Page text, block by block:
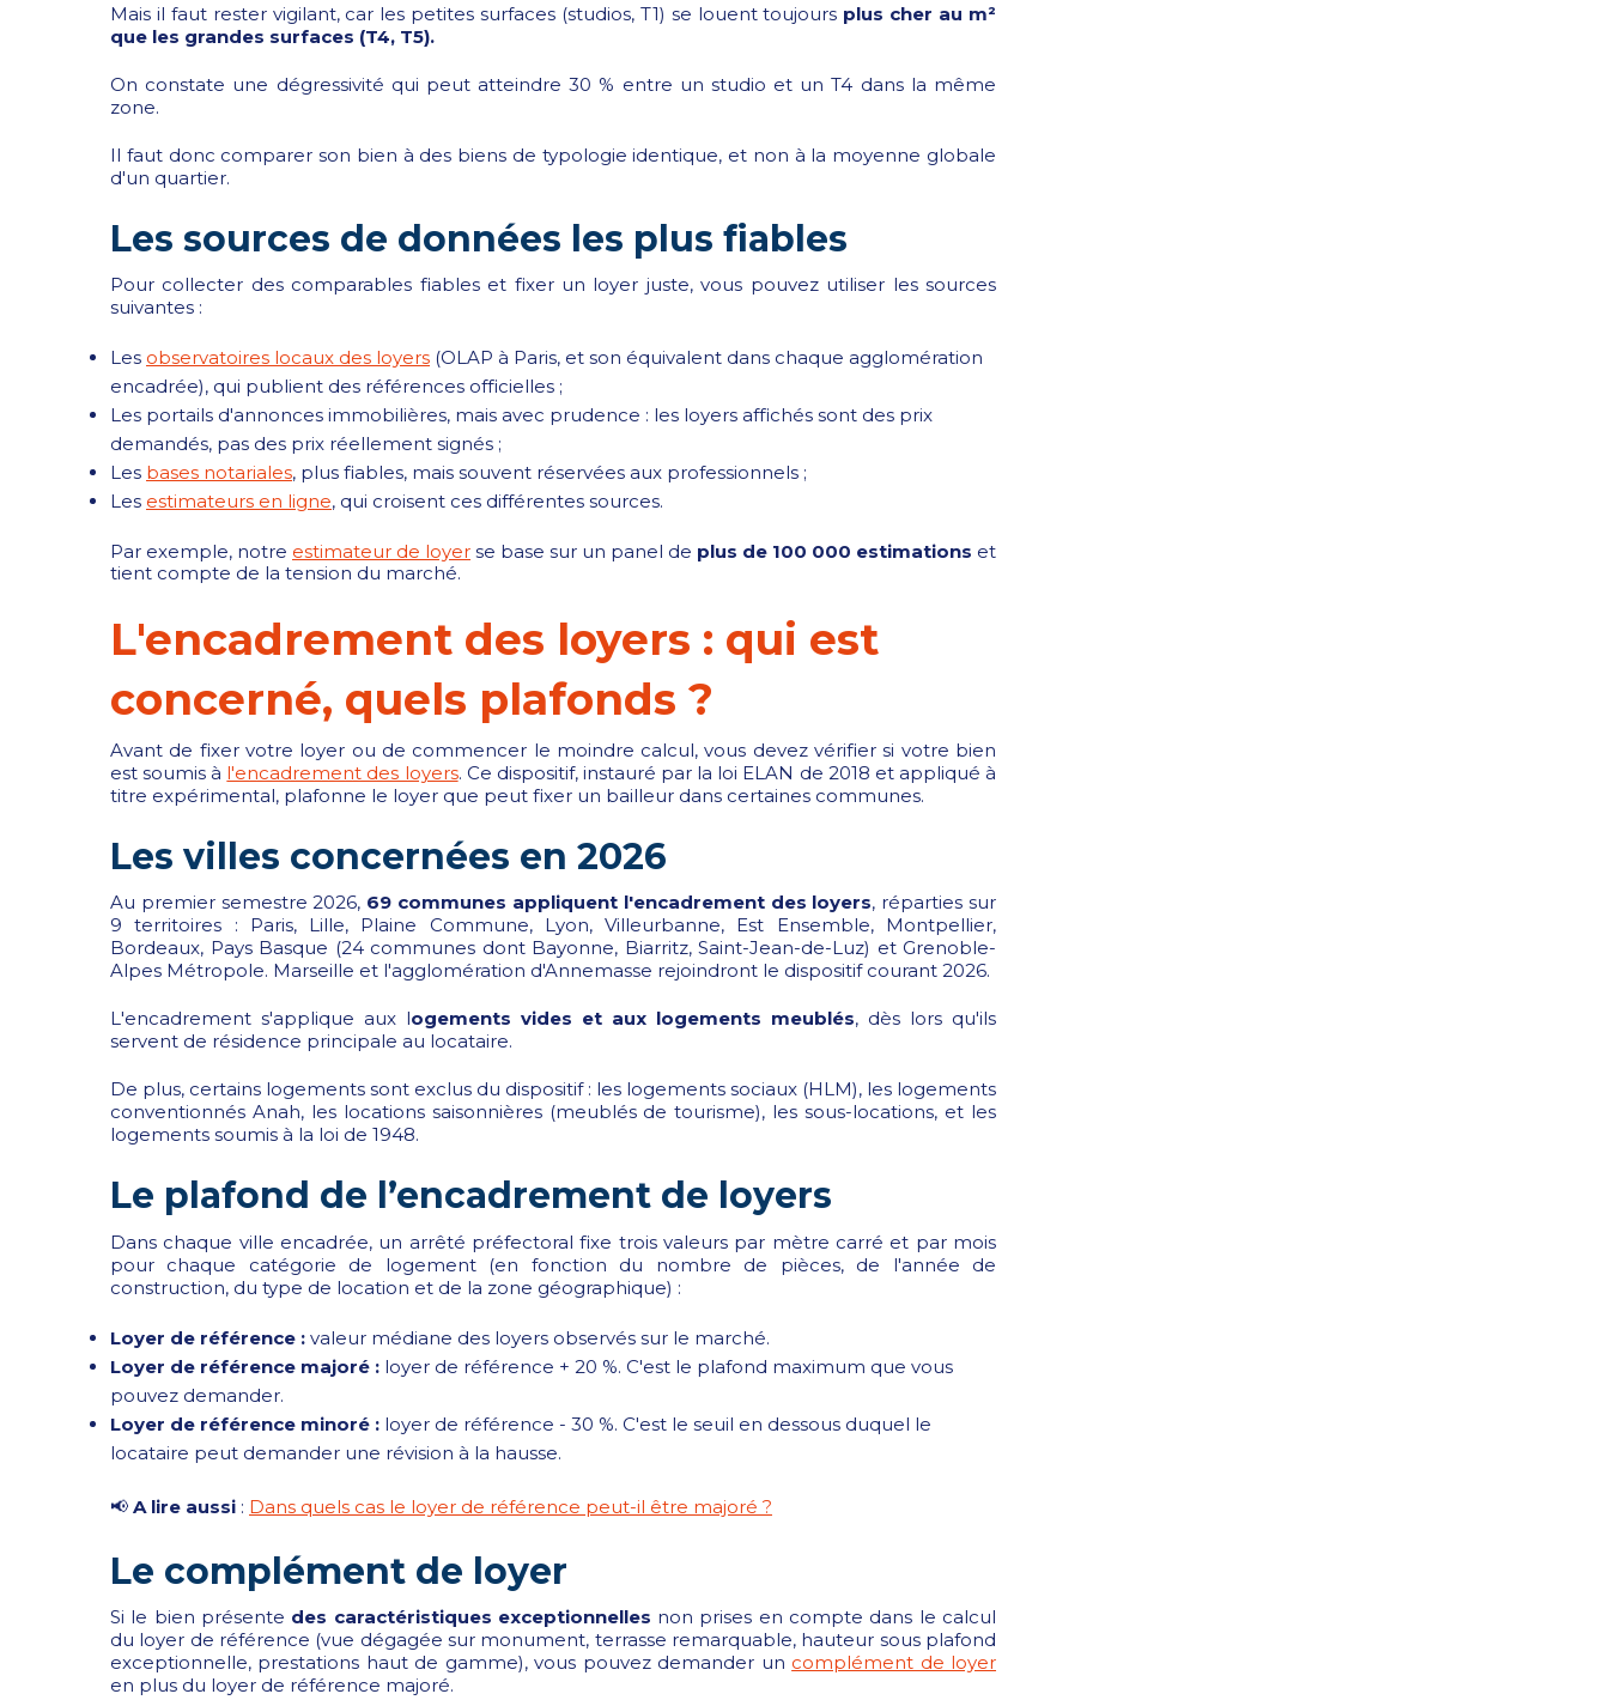
Mais il faut rester vigilant, car les petites surfaces (studios, T1) se louent toujours plus cher au m²
que les grandes surfaces (T4, T5).
On constate une dégressivité qui peut atteindre 30 % entre un studio et un T4 dans la même
zone.
Il faut donc comparer son bien à des biens de typologie identique, et non à la moyenne globale
d'un quartier.
Les sources de données les plus fiables
Pour collecter des comparables fiables et fixer un loyer juste, vous pouvez utiliser les sources
suivantes :
Les observatoires locaux des loyers (OLAP à Paris, et son équivalent dans chaque agglomération
encadrée), qui publient des références officielles ;
Les portails d'annonces immobilières, mais avec prudence : les loyers affichés sont des prix
demandés, pas des prix réellement signés ;
Les bases notariales, plus fiables, mais souvent réservées aux professionnels ;
Les estimateurs en ligne, qui croisent ces différentes sources.
Par exemple, notre estimateur de loyer se base sur un panel de plus de 100 000 estimations et
tient compte de la tension du marché.
L'encadrement des loyers : qui est
concerné, quels plafonds ?
Avant de fixer votre loyer ou de commencer le moindre calcul, vous devez vérifier si votre bien
est soumis à l'encadrement des loyers. Ce dispositif, instauré par la loi ELAN de 2018 et appliqué à
titre expérimental, plafonne le loyer que peut fixer un bailleur dans certaines communes.
Les villes concernées en 2026
Au premier semestre 2026, 69 communes appliquent l'encadrement des loyers, réparties sur
9 territoires : Paris, Lille, Plaine Commune, Lyon, Villeurbanne, Est Ensemble, Montpellier,
Bordeaux, Pays Basque (24 communes dont Bayonne, Biarritz, Saint-Jean-de-Luz) et Grenoble-
Alpes Métropole. Marseille et l'agglomération d'Annemasse rejoindront le dispositif courant 2026.
L'encadrement s'applique aux logements vides et aux logements meublés, dès lors qu'ils
servent de résidence principale au locataire.
De plus, certains logements sont exclus du dispositif : les logements sociaux (HLM), les logements
conventionnés Anah, les locations saisonnières (meublés de tourisme), les sous-locations, et les
logements soumis à la loi de 1948.
Le plafond de l’encadrement de loyers
Dans chaque ville encadrée, un arrêté préfectoral fixe trois valeurs par mètre carré et par mois
pour chaque catégorie de logement (en fonction du nombre de pièces, de l'année de
construction, du type de location et de la zone géographique) :
Loyer de référence : valeur médiane des loyers observés sur le marché.
Loyer de référence majoré : loyer de référence + 20 %. C'est le plafond maximum que vous
pouvez demander.
Loyer de référence minoré : loyer de référence - 30 %. C'est le seuil en dessous duquel le
locataire peut demander une révision à la hausse.
📢 A lire aussi : Dans quels cas le loyer de référence peut-il être majoré ?
Le complément de loyer
Si le bien présente des caractéristiques exceptionnelles non prises en compte dans le calcul
du loyer de référence (vue dégagée sur monument, terrasse remarquable, hauteur sous plafond
exceptionnelle, prestations haut de gamme), vous pouvez demander un complément de loyer
en plus du loyer de référence majoré.